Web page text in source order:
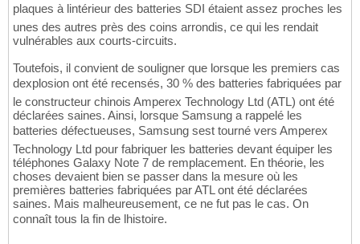
plaques à lintérieur des batteries SDI étaient assez proches les
unes des autres près des coins arrondis, ce qui les rendait
vulnérables aux courts-circuits.
Toutefois, il convient de souligner que lorsque les premiers cas
dexplosion ont été recensés, 30 % des batteries fabriquées par
le constructeur chinois Amperex Technology Ltd (ATL) ont été
déclarées saines. Ainsi, lorsque Samsung a rappelé les
batteries défectueuses, Samsung sest tourné vers Amperex
Technology Ltd pour fabriquer les batteries devant équiper les
téléphones Galaxy Note 7 de remplacement. En théorie, les
choses devaient bien se passer dans la mesure où les
premières batteries fabriquées par ATL ont été déclarées
saines. Mais malheureusement, ce ne fut pas le cas. On
connaît tous la fin de lhistoire.